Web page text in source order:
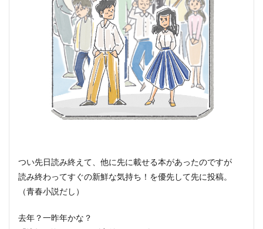
つい先日読み終えて、他に先に載せる本があったのですが
読み終わってすぐの新鮮な気持ち！を優先して先に投稿。
（青春小説だし）
去年？一昨年かな？